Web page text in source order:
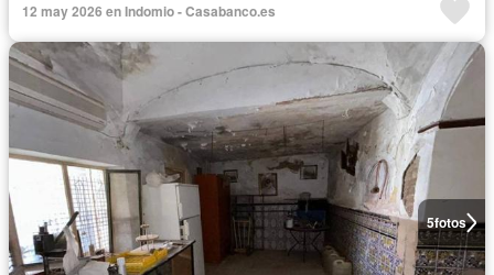
12 may 2026 en Indomio - Casabanco.es
5fotos